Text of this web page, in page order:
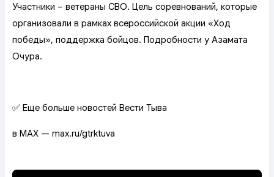
Участники – ветераны СВО. Цель соревнований, которые
организовали в рамках всероссийской акции «Ход
победы», поддержка бойцов. Подробности у Азамата
Очура.
✅ Еще больше новостей Вести Тыва
в MAX — max.ru/gtrktuva